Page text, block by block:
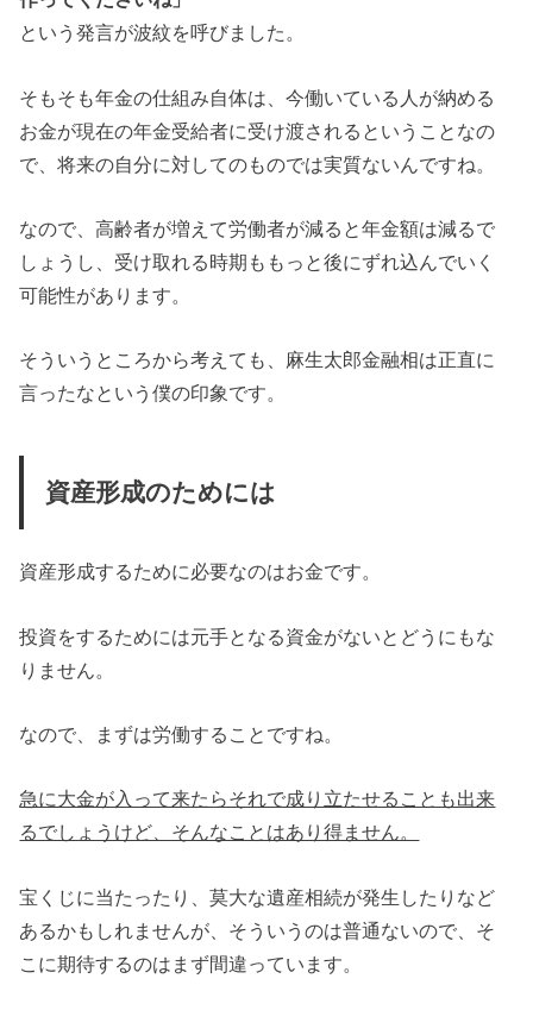
という発言が波紋を呼びました。
そもそも年金の仕組み自体は、今働いている人が納める
お金が現在の年金受給者に受け渡されるということなの
で、将来の自分に対してのものでは実質ないんですね。
なので、高齢者が増えて労働者が減ると年金額は減るで
しょうし、受け取れる時期ももっと後にずれ込んでいく
可能性があります。
そういうところから考えても、麻生太郎金融相は正直に
言ったなという僕の印象です。
資産形成のためには
資産形成するために必要なのはお金です。
投資をするためには元手となる資金がないとどうにもな
りません。
なので、まずは労働することですね。
急に大金が入って来たらそれで成り立たせることも出来
るでしょうけど、そんなことはあり得ません。
宝くじに当たったり、莫大な遺産相続が発生したりなど
あるかもしれませんが、そういうのは普通ないので、そ
こに期待するのはまず間違っています。